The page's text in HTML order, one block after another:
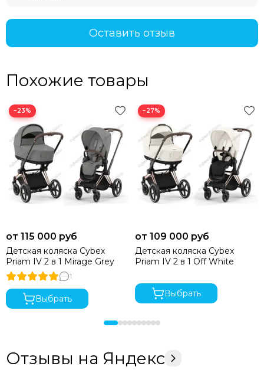
Оставить отзыв
Похожие товары
−23%
от 115 000 руб
Детская коляска Cybex
Priam IV 2 в 1 Mirage Grey
1
Выбрать
−27%
от 109 000 руб
Детская коляска Cybex
Priam IV 2 в 1 Off White
Выбрать
Отзывы на Яндекс